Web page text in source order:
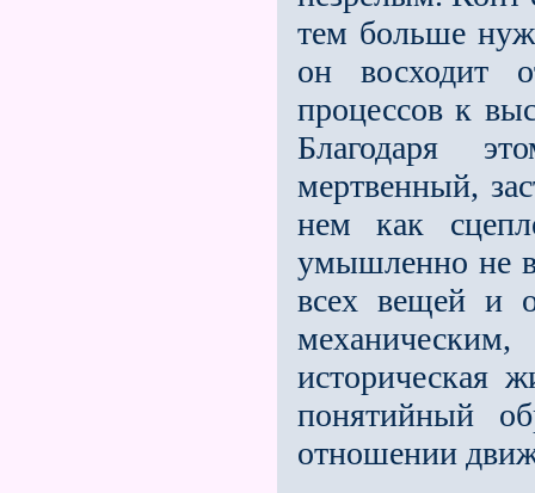
тем больше
он восходит
процессов к
Благодаря
мертвенный,
нем как
умышленно не
всех вещей и
историческая
понятийный
отношении